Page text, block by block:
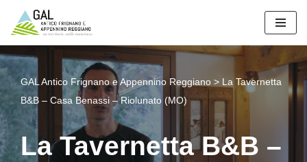
Vai
al
contenuto
GAL Antico Frignano e Appennino Reggiano > La Tavernetta
B&B – Casa Benassi – Riolunato (MO)
La Tavernetta B&B –